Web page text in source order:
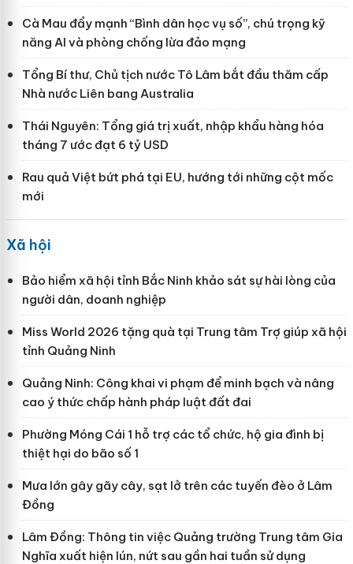
Cà Mau đẩy mạnh “Bình dân học vụ số”, chú trọng kỹ
năng AI và phòng chống lừa đảo mạng
Tổng Bí thư, Chủ tịch nước Tô Lâm bắt đầu thăm cấp
Nhà nước Liên bang Australia
Thái Nguyên: Tổng giá trị xuất, nhập khẩu hàng hóa
tháng 7 ước đạt 6 tỷ USD
Rau quả Việt bứt phá tại EU, hướng tới những cột mốc
mới
Xã hội
Bảo hiểm xã hội tỉnh Bắc Ninh khảo sát sự hài lòng của
người dân, doanh nghiệp
Miss World 2026 tặng quà tại Trung tâm Trợ giúp xã hội
tỉnh Quảng Ninh
Quảng Ninh: Công khai vi phạm để minh bạch và nâng
cao ý thức chấp hành pháp luật đất đai
Phường Móng Cái 1 hỗ trợ các tổ chức, hộ gia đình bị
thiệt hại do bão số 1
Mưa lớn gây gãy cây, sạt lở trên các tuyến đèo ở Lâm
Đồng
Lâm Đồng: Thông tin việc Quảng trường Trung tâm Gia
Nghĩa xuất hiện lún, nứt sau gần hai tuần sử dụng